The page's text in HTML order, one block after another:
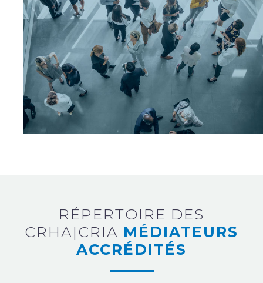
RÉPERTOIRE DES
CRHA|CRIA MÉDIATEURS
ACCRÉDITÉS